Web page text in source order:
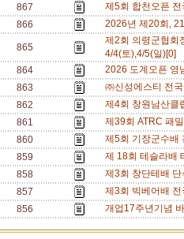
867
제5회 합천오픈
866
2026년 제20회,
865
제2회 의령군협회
4/4(토),4/5(일)[0]
864
2026 도계오픈 영
863
㈜신성에스티 전
862
제4회 창원남산클
861
제39회 ATRC 패
860
제5회 기장군수배
859
제 18회 테슬라배
858
제3회 창단테배
857
제3회 빅베어배
856
개업17주년기념